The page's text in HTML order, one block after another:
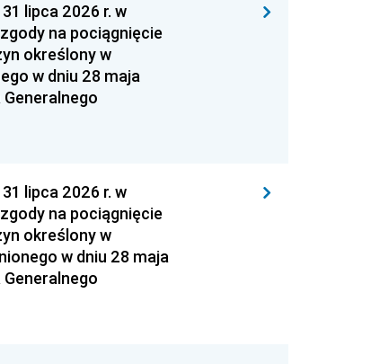
lipca 2026 r. w
na pociągnięcie
określony w
w dniu 28 maja
lipca 2026 r. w
na pociągnięcie
określony w
w dniu 28 maja